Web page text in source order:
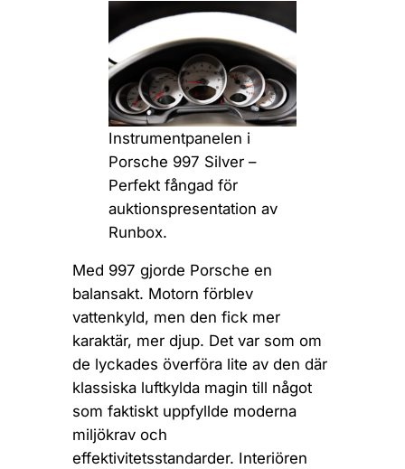
Instrumentpanelen i
Porsche 997 Silver –
Perfekt fångad för
auktionspresentation av
Runbox.
Med 997 gjorde Porsche en
balansakt. Motorn förblev
vattenkyld, men den fick mer
karaktär, mer djup. Det var som om
de lyckades överföra lite av den där
klassiska luftkylda magin till något
som faktiskt uppfyllde moderna
miljökrav och
effektivitetsstandarder. Interiören